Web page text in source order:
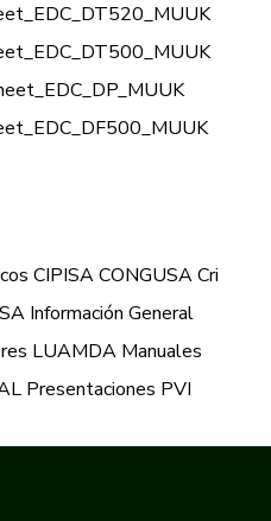
CIPISACONGUSACri
Información General
LUAMDA Manuales
Presentaciones PVI